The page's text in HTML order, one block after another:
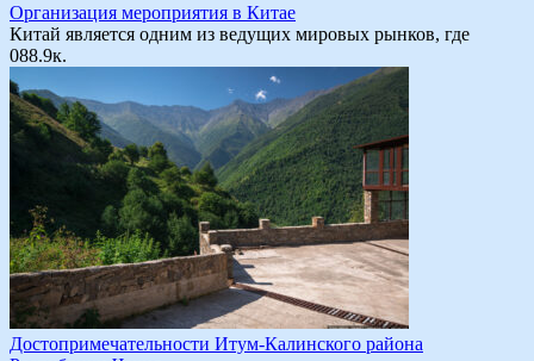
Организация мероприятия в Китае
Китай является одним из ведущих мировых рынков, где
088.9к.
Достопримечательности Итум-Калинского района